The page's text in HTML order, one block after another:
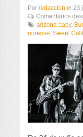
Por redaccion el 23
Comentarios
arizona baby,
ourense, Sweet